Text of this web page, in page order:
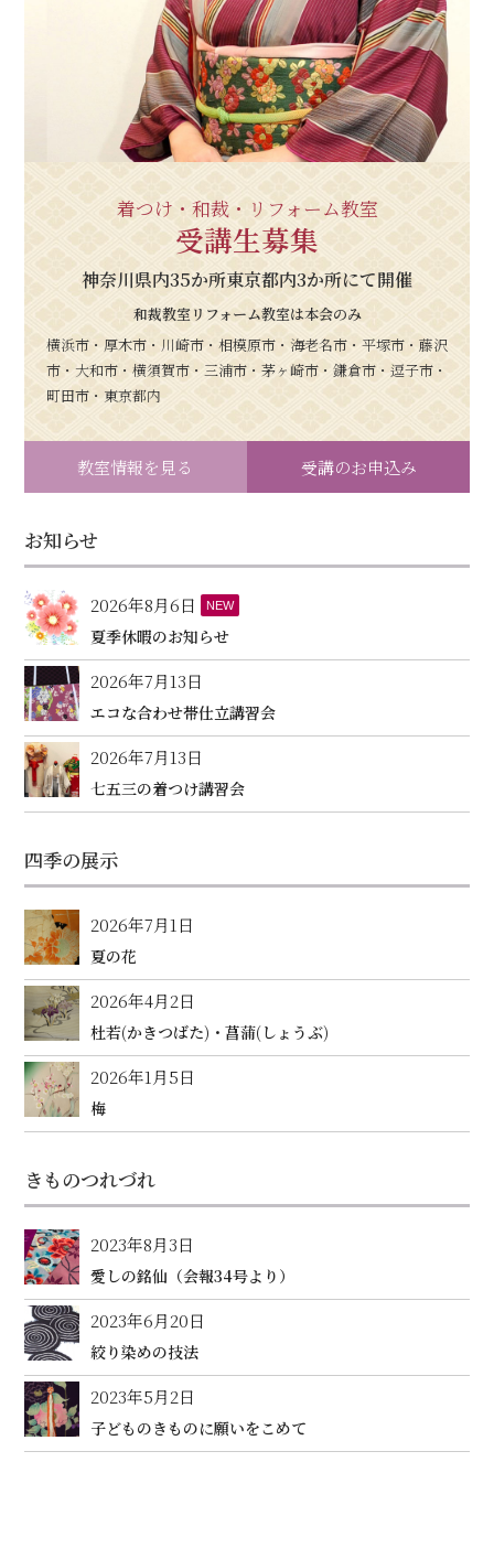
着つけ・和裁・リフォーム教室
受講生募集
神奈川県内35か所東京都内3か所にて開催
和裁教室リフォーム教室は本会のみ
横浜市・厚木市・川崎市・相模原市・海老名市・平塚市・藤沢
市・大和市・横須賀市・三浦市・茅ヶ崎市・鎌倉市・逗子市・
町田市・東京都内
教室情報を見る 受講のお申込み
お知らせ
2026年8月6日 NEW
夏季休暇のお知らせ
2026年7月13日
エコな合わせ帯仕立講習会
2026年7月13日
七五三の着つけ講習会
四季の展示
2026年7月1日
夏の花
2026年4月2日
杜若(かきつばた)・菖蒲(しょうぶ)
2026年1月5日
梅
きものつれづれ
2023年8月3日
愛しの銘仙（会報34号より）
2023年6月20日
絞り染めの技法
2023年5月2日
子どものきものに願いをこめて